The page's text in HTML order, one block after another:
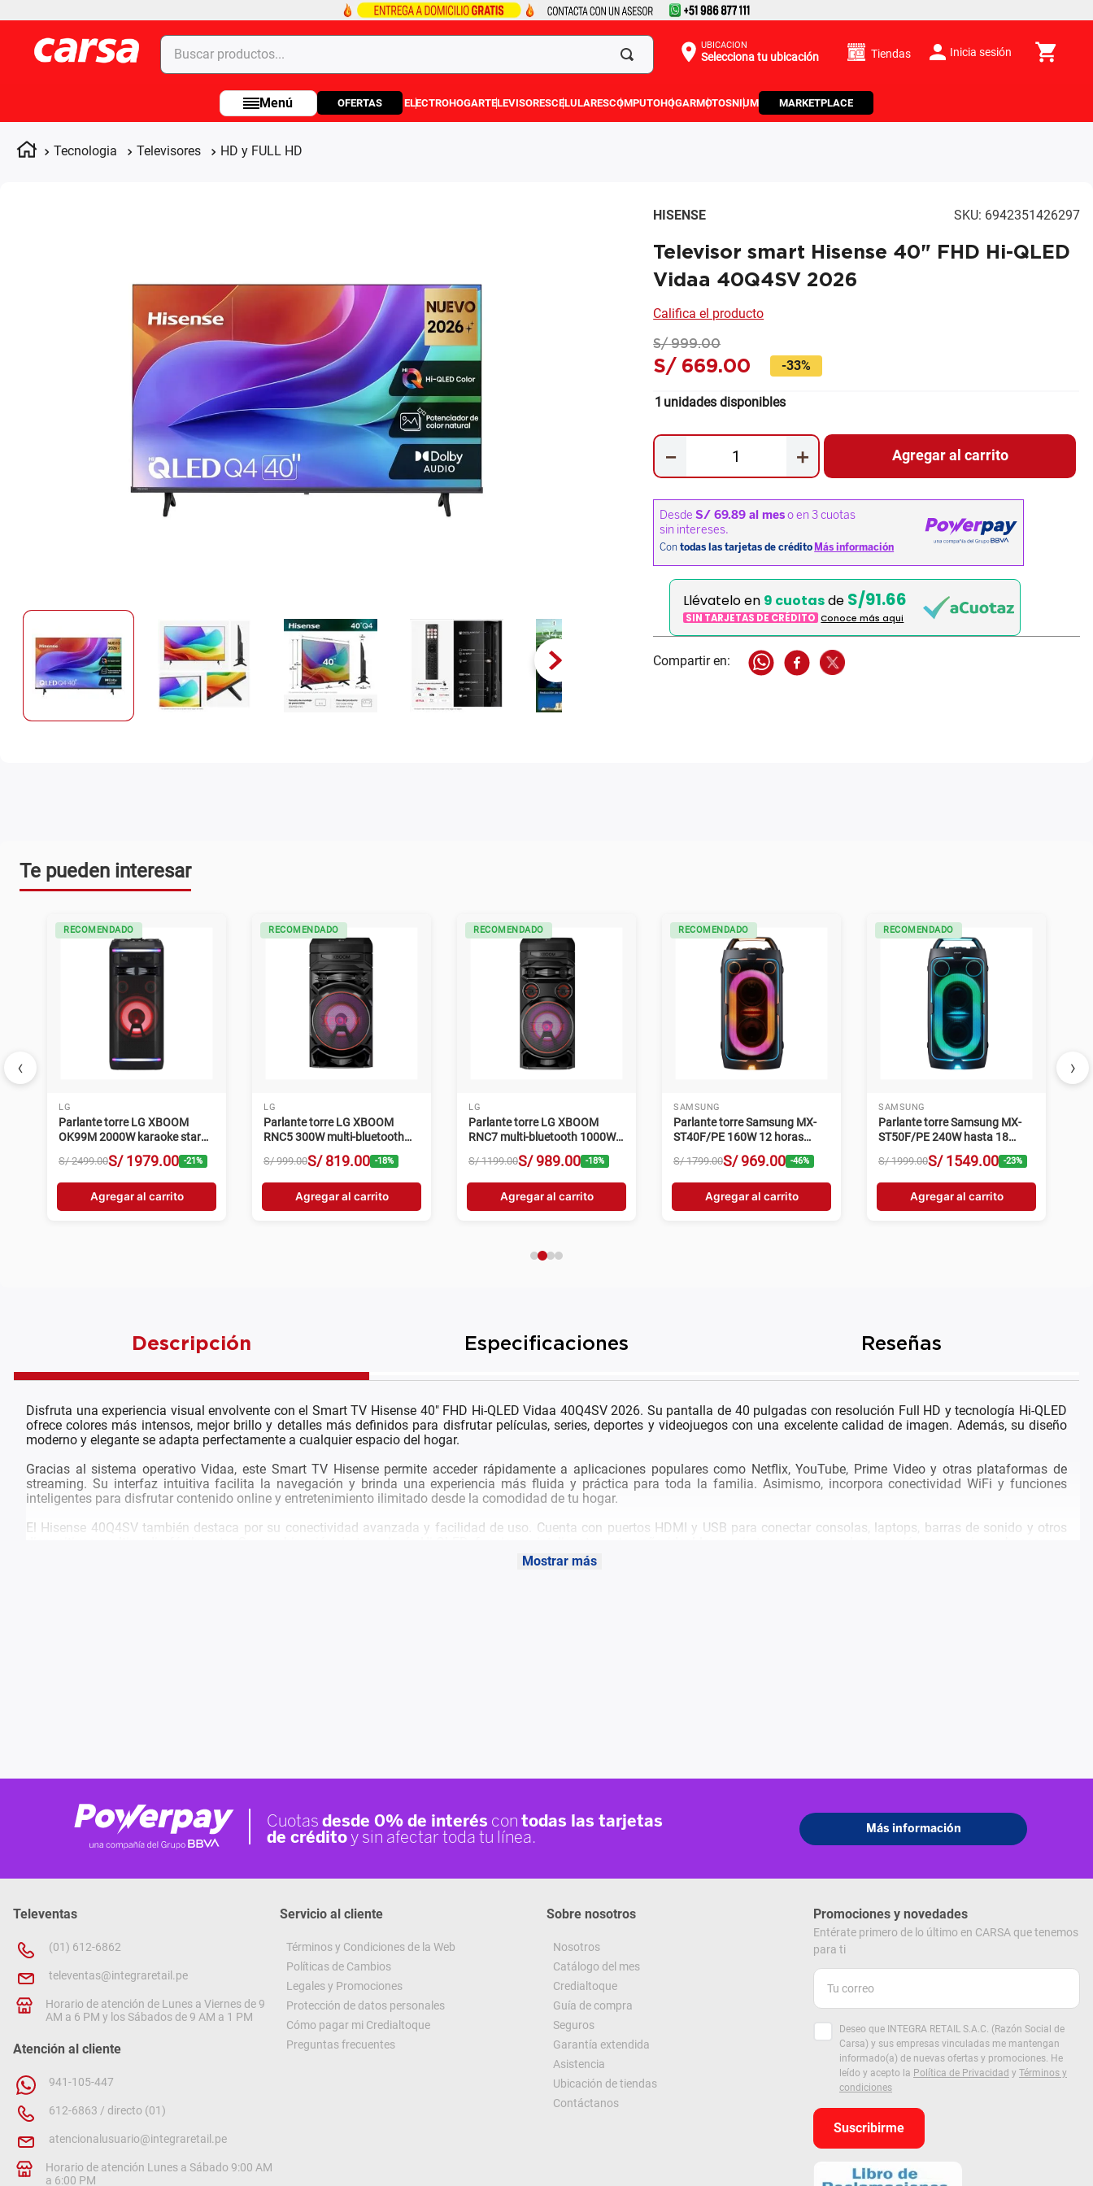
Buscar productos... UBICACIÓN
Selecciona tu ubicación Tiendas Inicia sesión
OFERTAS ELECTROHOGARTELEVISORESCELULARESCOMPUTOHOGARMOTOSNIUM MARKETPLACE
Tecnologia Televisores HD y FULL HD
HISENSE SKU: 6942351426297
Televisor smart Hisense 40" FHD Hi-QLED
Vidaa 40Q4SV 2026
Califica el producto
S/ 999.00
S/ 669.00 -33%
1 unidades disponibles
＋
－ Agregar al carrito
Llévatelo en 9 cuotasde S/91.66
SIN TARJETAS DE CRÉDITO Conoce más aqui
Te pueden interesar
‹
RECOMENDADO
AIWA
Parlante torre Aiwa AWPOC15
4000W PMPO negro
S/ 1999.00S/ 1379.00 -31 %
Agregar al carrito
RECOMENDADO
AIWA
Parlante torre Aiwa AWPOC10
2500W PMPO DJ Fiesta negro
S/ 1199.00S/ 829.00 -31%
Agregar al carrito
RECOMENDADO
AIWA
Parlante torre Aiwa AWPOH6D
100W hasta 8 horas negro
S/ 1299.00S/ 919.00 -29%
Agregar al carrito
RECOMENDADO
SONY
Equipo de sonido Sony MHC-
V73D karaoke HDMI negro
S/ 2399.00S/ 1799.00 -25
Agregar al carrito
RECOMENDADO
SONY
Parlante torre Sony SRS-
XV900 Mega Bass hasta 25
horas IPX4 negro
S/ 2999.00S/ 2549.00 -15%
Agregar al carrito
›
Descripción Especificaciones Reseñas
Disfruta una experiencia visual envolvente con el Smart TV Hisense 40" FHD Hi-QLED Vidaa 40Q4SV 2026. Su pantalla de 40 pulgadas con resolución Full HD y tecnología Hi-QLED
ofrece colores más intensos, mejor brillo y detalles más definidos para disfrutar películas, series, deportes y videojuegos con una excelente calidad de imagen. Además, su diseño
moderno y elegante se adapta perfectamente a cualquier espacio del hogar.
Gracias al sistema operativo Vidaa, este Smart TV Hisense permite acceder rápidamente a aplicaciones populares como Netflix, YouTube, Prime Video y otras plataformas de
streaming. Su interfaz intuitiva facilita la navegación y brinda una experiencia más fluida y práctica para toda la familia. Asimismo, incorpora conectividad WiFi y funciones
inteligentes para disfrutar contenido online y entretenimiento ilimitado desde la comodidad de tu hogar.
El Hisense 40Q4SV también destaca por su conectividad avanzada y facilidad de uso. Cuenta con puertos HDMI y USB para conectar consolas, laptops, barras de sonido y otros
Smart TV moderno, funcional y con gran calidad de imagen para disfrutar películas, videojuegos y contenido multimedia con una experiencia más inmersiva.
Mostrar más
Televentas
(01) 612-6862
televentas@integraretail.pe
Horario de atención de Lunes a Viernes de 9
AM a 6 PM y los Sábados de 9 AM a 1 PM
Atención al cliente
941-105-447
612-6863 / directo (01)
atencionalusuario@integraretail.pe
Horario de atención Lunes a Sábado 9:00 AM
a 6:00 PM
Servicio al cliente
Términos y Condiciones de la Web
Políticas de Cambios
Legales y Promociones
Protección de datos personales
Cómo pagar mi Credialtoque
Preguntas frecuentes
Sobre nosotros
Nosotros
Catálogo del mes
Credialtoque
Guía de compra
Seguros
Garantía extendida
Asistencia
Ubicación de tiendas
Contáctanos
Promociones y novedades
Entérate primero de lo último en CARSA que tenemos
para ti
Deseo que INTEGRA RETAIL S.A.C. (Razón Social de
Carsa) y sus empresas vinculadas me mantengan
informado(a) de nuevas ofertas y promociones. He
leído y acepto la Política de Privacidad y Términos y
condiciones
Suscribirme
Términos más buscados